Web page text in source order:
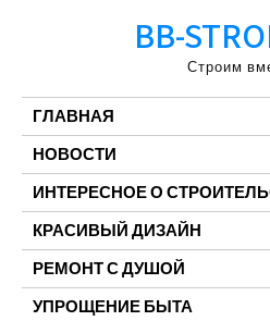
BB-
Строим
ГЛАВНАЯ
НОВОСТИ
ИНТЕРЕСНОЕ О
КРАСИВЫЙ ДИЗАЙН
РЕМОНТ С ДУШОЙ
УПРОЩЕНИЕ БЫТА